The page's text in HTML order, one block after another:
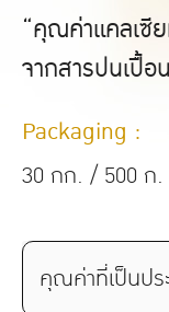
“คุณค่าแคลเซี
จากสารปนเปื้อ
Packaging :
30 กก. / 500 ก
คุณค่าที่เป็นปร